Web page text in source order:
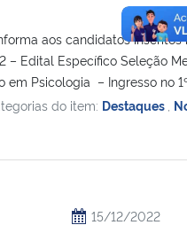
aos candidatos inscritos
Edital Específico Seleção
em Psicologia – Ingresso no
do item: Destaques
15/12/2022